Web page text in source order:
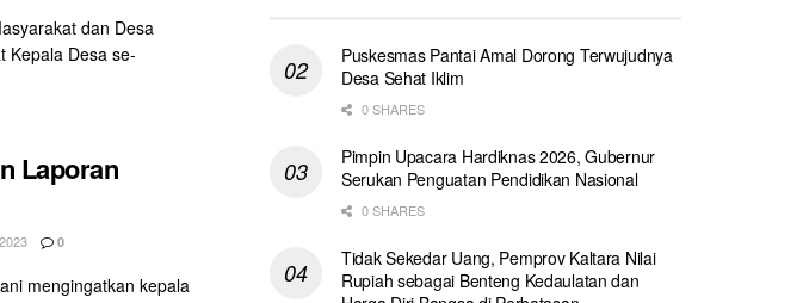
dan Desa
Kepala Desa se-
Laporan
0
mengingatkan kepala
Puskesmas Pantai Amal Dorong Terwujudnya
Desa Sehat Iklim
0 SHARES
Pimpin Upacara Hardiknas 2026, Gubernur
Serukan Penguatan Pendidikan Nasional
0 SHARES
Tidak Sekedar Uang, Pemprov Kaltara Nilai
Rupiah sebagai Benteng Kedaulatan dan